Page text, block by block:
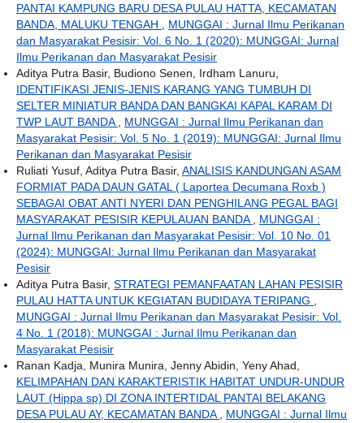
PANTAI KAMPUNG BARU DESA PULAU HATTA, KECAMATAN
BANDA, MALUKU TENGAH
MUNGGAI : Jurnal Ilmu Perikanan
dan Masyarakat Pesisir: Vol. 6 No. 1 (2020): MUNGGAI: Jurnal
Ilmu Perikanan dan Masyarakat Pesisir
Aditya Putra Basir, Budiono Senen, Irdham Lanuru,
IDENTIFIKASI JENIS-JENIS KARANG YANG TUMBUH DI
SELTER MINIATUR BANDA DAN BANGKAI KAPAL KARAM DI
TWP LAUT BANDA
MUNGGAI : Jurnal Ilmu Perikanan dan
Masyarakat Pesisir: Vol. 5 No. 1 (2019): MUNGGAI: Jurnal Ilmu
Perikanan dan Masyarakat Pesisir
Ruliati Yusuf, Aditya Putra Basir, ANALISIS KANDUNGAN ASAM
FORMIAT PADA DAUN GATAL ( Laportea Decumana Roxb )
SEBAGAI OBAT ANTI NYERI DAN PENGHILANG PEGAL BAGI
MASYARAKAT PESISIR KEPULAUAN BANDA
MUNGGAI :
Jurnal Ilmu Perikanan dan Masyarakat Pesisir: Vol. 10 No. 01
(2024): MUNGGAI: Jurnal Ilmu Perikanan dan Masyarakat
Pesisir
Aditya Putra Basir, STRATEGI PEMANFAATAN LAHAN PESISIR
PULAU HATTA UNTUK KEGIATAN BUDIDAYA TERIPANG
MUNGGAI : Jurnal Ilmu Perikanan dan Masyarakat Pesisir: Vol.
4 No. 1 (2018): MUNGGAI : Jurnal Ilmu Perikanan dan
Masyarakat Pesisir
Ranan Kadja, Munira Munira, Jenny Abidin, Yeny Ahad,
KELIMPAHAN DAN KARAKTERISTIK HABITAT UNDUR-UNDUR
LAUT (Hippa sp) DI ZONA INTERTIDAL PANTAI BELAKANG
DESA PULAU AY, KECAMATAN BANDA
MUNGGAI : Jurnal Ilmu